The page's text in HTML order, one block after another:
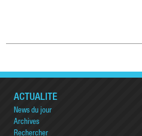
ACTUALITÉ
News du jour
Archives
Rechercher